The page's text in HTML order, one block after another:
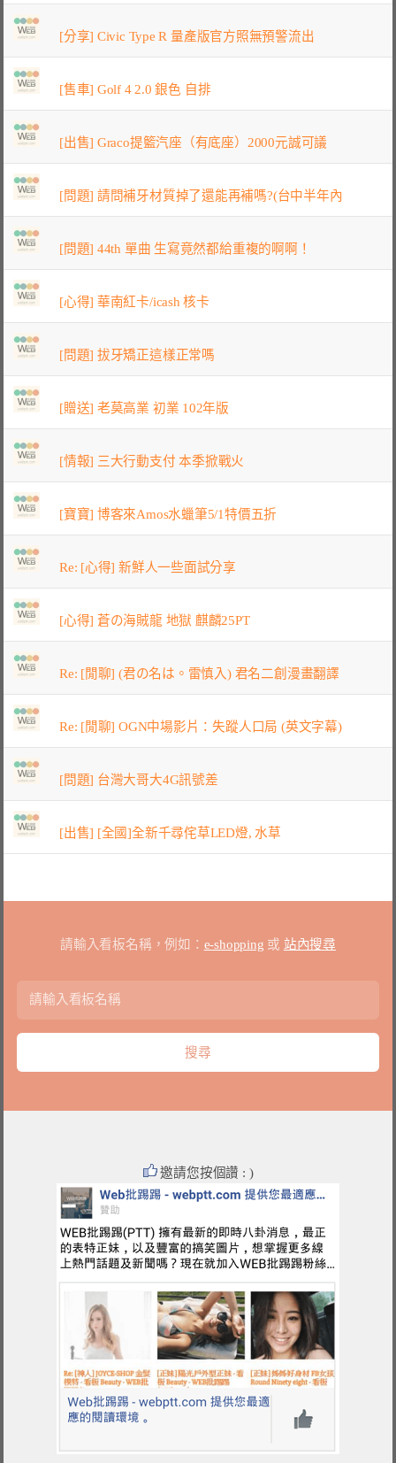
[分享] Civic Type R 量產版官方照無預警流出
[售車] Golf 4 2.0 銀色 自排
[出售] Graco提籃汽座（有底座）2000元誠可議
[問題] 請問補牙材質掉了還能再補嗎?(台中半年內
[問題] 44th 單曲 生寫竟然都給重複的啊啊！
[心得] 華南紅卡/icash 核卡
[問題] 拔牙矯正這樣正常嗎
[贈送] 老莫高業 初業 102年版
[情報] 三大行動支付 本季掀戰火
[寶寶] 博客來Amos水蠟筆5/1特價五折
Re: [心得] 新鮮人一些面試分享
[心得] 蒼の海賊龍 地獄 麒麟25PT
Re: [閒聊] (君の名は。雷慎入) 君名二創漫畫翻譯
Re: [閒聊] OGN中場影片：失蹤人口局 (英文字幕)
[問題] 台灣大哥大4G訊號差
[出售] [全國]全新千尋侘草LED燈, 水草
請輸入看板名稱，例如： e-shopping 或 站內搜尋
邀請您按個讚 : )